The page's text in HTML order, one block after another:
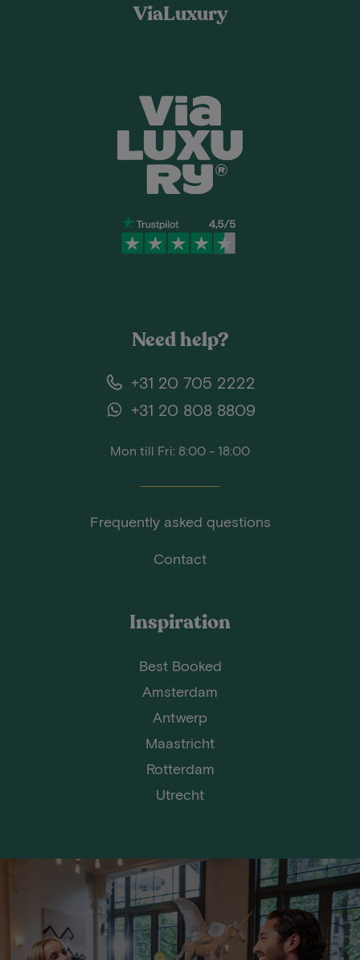
ViaLuxury
Need help?
+31 20 705 2222
+31 20 808 8809
Mon till Fri: 8:00 - 18:00
Frequently asked questions
Contact
Inspiration
Best Booked
Amsterdam
Antwerp
Maastricht
Rotterdam
Utrecht